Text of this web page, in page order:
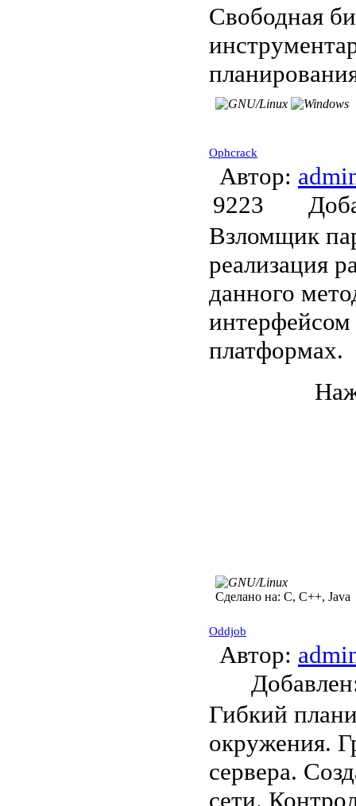
Свободная
Ophcrack
Автор:
9223
Взломщик
реализация
данного
интерфейсом
платформах.
Сделано на: C, C++, Java
Oddjob
Автор:
Гибкий
окружения.
сервера.
сети.